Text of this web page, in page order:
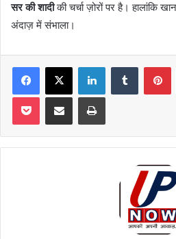
सर की शादीकी चर्चा ज़ोरों पर है। हालांकि
अंदाज़ में संभाला।
Facebook
X LinkedInTumblr
Pocket Share via Email Print